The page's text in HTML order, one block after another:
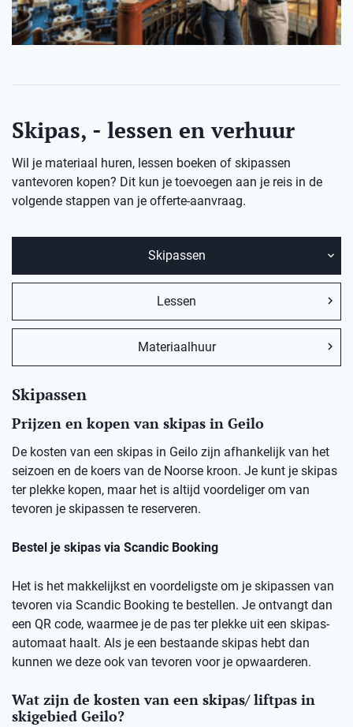
Skipas, - lessen en verhuur
Wil je materiaal huren, lessen boeken of skipassen
vantevoren kopen? Dit kun je toevoegen aan je reis in de
volgende stappen van je offerte-aanvraag.
Skipassen
Lessen
Materiaalhuur
Skipassen
Prijzen en kopen van skipas in Geilo
De kosten van een skipas in Geilo zijn afhankelijk van het
seizoen en de koers van de Noorse kroon. Je kunt je skipas
ter plekke kopen, maar het is altijd voordeliger om van
tevoren je skipassen te reserveren.
Bestel je skipas via Scandic Booking
Het is het makkelijkst en voordeligste om je skipassen van
tevoren via Scandic Booking te bestellen. Je ontvangt dan
een QR code, waarmee je de pas ter plekke uit een skipas-
automaat haalt. Als je een bestaande skipas hebt dan
kunnen we deze ook van tevoren voor je opwaarderen.
Wat zijn de kosten van een skipas/ liftpas in
skigebied Geilo?